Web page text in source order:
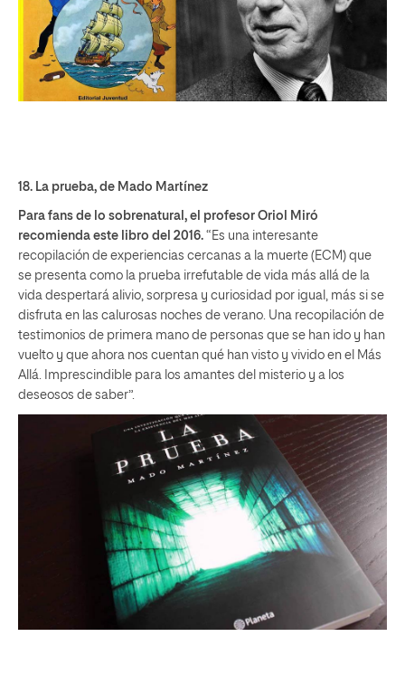
18. La prueba, de Mado Martínez
Para fans de lo sobrenatural, el profesor Oriol Miró
recomienda este libro del 2016. “Es una interesante
recopilación de experiencias cercanas a la muerte (ECM) que
se presenta como la prueba irrefutable de vida más allá de la
vida despertará alivio, sorpresa y curiosidad por igual, más si se
disfruta en las calurosas noches de verano. Una recopilación de
testimonios de primera mano de personas que se han ido y han
vuelto y que ahora nos cuentan qué han visto y vivido en el Más
Allá. Imprescindible para los amantes del misterio y a los
deseosos de saber”.